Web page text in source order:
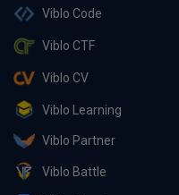
Viblo Code
Viblo CTF
Viblo CV
Viblo Learning
Viblo Partner
Viblo Battle